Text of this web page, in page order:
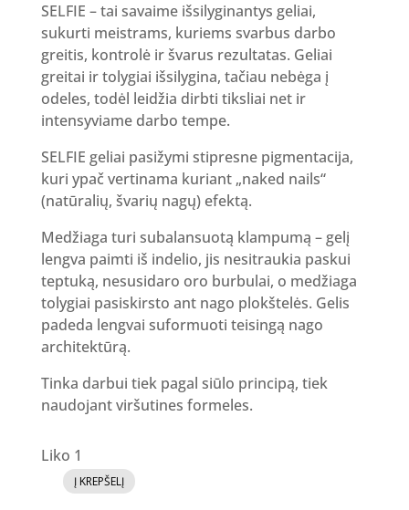
SELFIE – tai savaime išsilyginantys geliai,
sukurti meistrams, kuriems svarbus darbo
greitis, kontrolė ir švarus rezultatas. Geliai
greitai ir tolygiai išsilygina, tačiau nebėga į
odeles, todėl leidžia dirbti tiksliai net ir
intensyviame darbo tempe.
SELFIE geliai pasižymi stipresne pigmentacija,
kuri ypač vertinama kuriant „naked nails“
(natūralių, švarių nagų) efektą.
Medžiaga turi subalansuotą klampumą – gelį
lengva paimti iš indelio, jis nesitraukia paskui
teptuką, nesusidaro oro burbulai, o medžiaga
tolygiai pasiskirsto ant nago plokštelės. Gelis
padeda lengvai suformuoti teisingą nago
architektūrą.
Tinka darbui tiek pagal siūlo principą, tiek
naudojant viršutines formeles.
Liko 1
produkto
Į KREPŠELĮ